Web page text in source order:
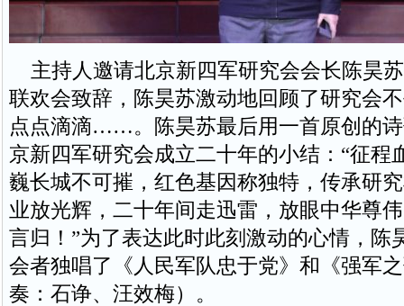
主持人邀请北京新四军研究会会长陈昊
联欢会致辞，陈昊苏激动地回顾了研究会
点点滴滴……。陈昊苏最后用一首原创的
京新四军研究会成立二十年的小结：“征程
巍长城不可摧，红色基因称独特，传承研
业放光辉，二十年间走迅雷，放眼中华尊
言归！”为了表达此时此刻激动的心情，陈
会者独唱了《人民军队忠于党》和《强军
奏：石诤、汪效梅）。